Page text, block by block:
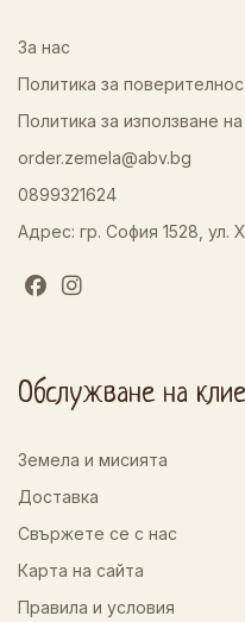
За нас
Политика за
Политика за използване на
order.zemela@abv.bg
0899321624
Адрес: гр. София 1528, ул.
Обслужване на
Земела и мисията
Доставка
Свържете се с нас
Карта на сайта
Правила и условия